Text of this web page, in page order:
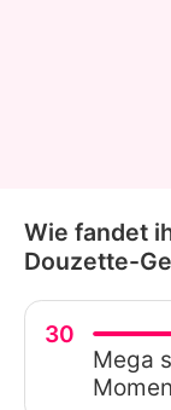
Wie fandet
Douzette-
30
Mega